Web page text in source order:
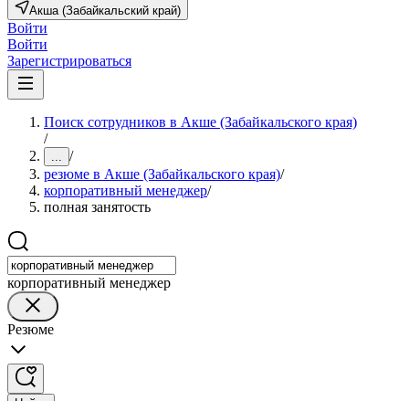
Акша (Забайкальский край)
Войти
Войти
Зарегистрироваться
Поиск сотрудников в Акше (Забайкальского края)
/
... /
резюме в Акше (Забайкальского края)/
корпоративный менеджер/
полная занятость
корпоративный менеджер
Резюме